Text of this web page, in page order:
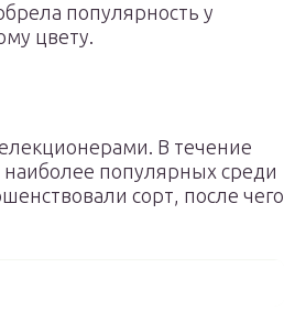
популярность у
цвету.
В течение
наиболее популярных среди
сорт, после чего